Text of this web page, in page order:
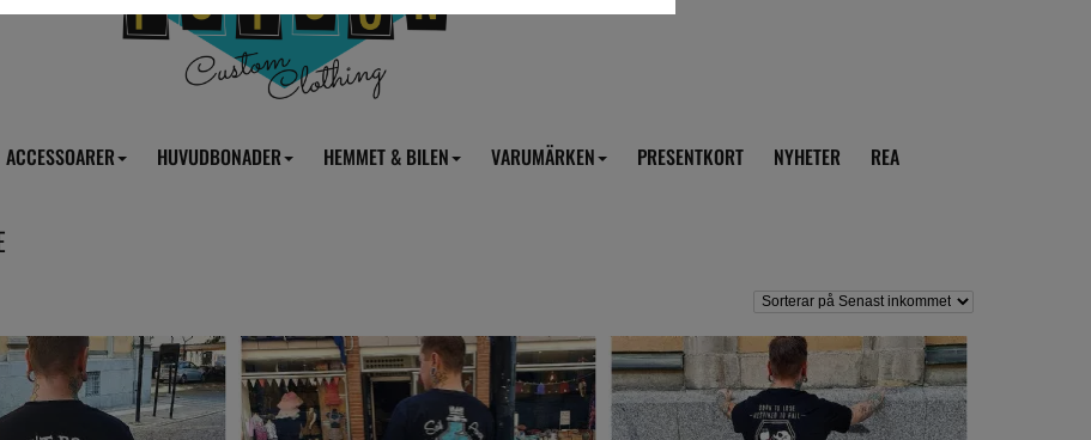
ACCESSOARER HUVUDBONADER HEMMET & BILEN VARUMÄRKEN PRESENTKORT NYHETER REA